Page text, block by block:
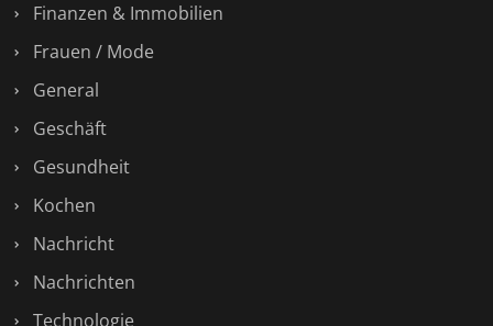
Finanzen & Immobilien
Frauen / Mode
General
Geschäft
Gesundheit
Kochen
Nachricht
Nachrichten
Technologie